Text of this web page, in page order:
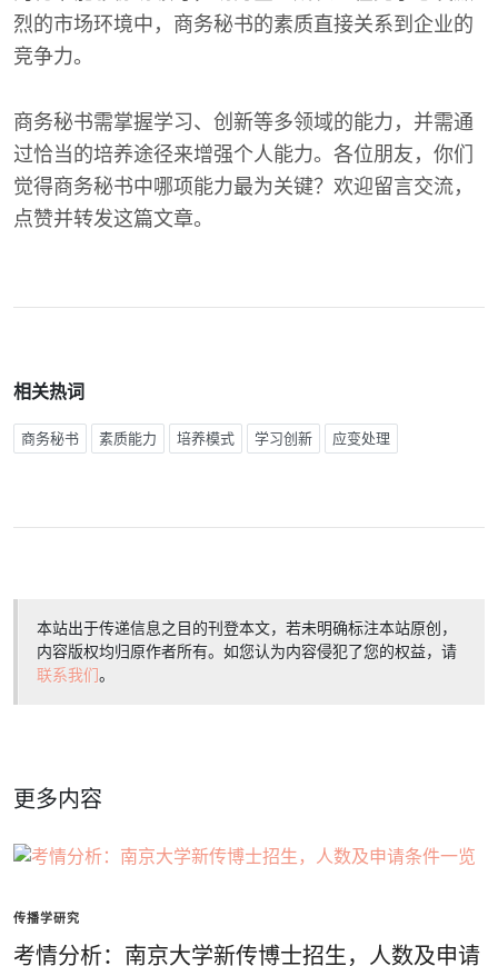
烈的市场环境中，商务秘书的素质直接关系到企业的
竞争力。
商务秘书需掌握学习、创新等多领域的能力，并需通
过恰当的培养途径来增强个人能力。各位朋友，你们
觉得商务秘书中哪项能力最为关键？欢迎留言交流，
点赞并转发这篇文章。
相关热词
商务秘书 素质能力 培养模式 学习创新 应变处理
本站出于传递信息之目的刊登本文，若未明确标注本站原创，
内容版权均归原作者所有。如您认为内容侵犯了您的权益，请
联系我们。
更多内容
传播学研究
考情分析：南京大学新传博士招生，人数及申请